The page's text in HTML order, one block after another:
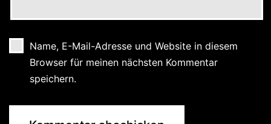
Name, E-Mail-Adresse und Website in diesem
Browser für meinen nächsten Kommentar
speichern.